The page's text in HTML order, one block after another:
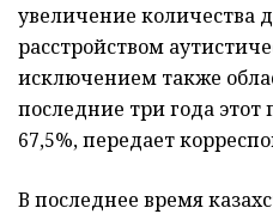
увеличение количества
расстройством
исключением также
последние три года этот
67,5%, передает
В последнее время